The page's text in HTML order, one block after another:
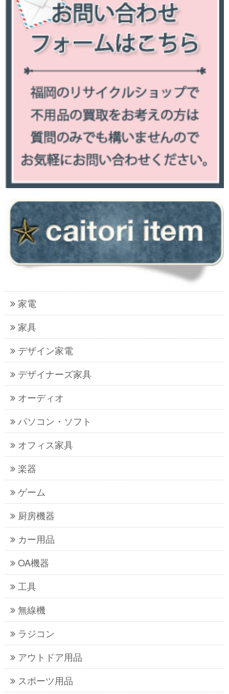
家電
家具
デザイン家電
デザイナーズ家具
オーディオ
パソコン・ソフト
オフィス家具
楽器
ゲーム
厨房機器
カー用品
OA機器
工具
無線機
ラジコン
アウトドア用品
スポーツ用品